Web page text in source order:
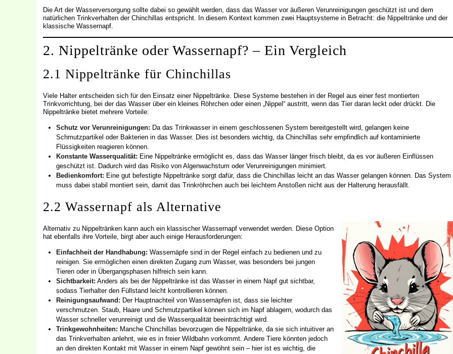
Die Art der Wasserversorgung sollte dabei so gewählt werden, dass das Wasser vor äußeren Verunreinigungen geschützt ist und dem
natürlichen Trinkverhalten der Chinchillas entspricht. In diesem Kontext kommen zwei Hauptsysteme in Betracht: die Nippeltränke und der
klassische Wassernapf.
2. Nippeltränke oder Wassernapf? – Ein Vergleich
2.1 Nippeltränke für Chinchillas
Viele Halter entscheiden sich für den Einsatz einer Nippeltränke. Diese Systeme bestehen in der Regel aus einer fest montierten
Trinkvorrichtung, bei der das Wasser über ein kleines Röhrchen oder einen „Nippel“ austritt, wenn das Tier daran leckt oder drückt. Die
Nippeltränke bietet mehrere Vorteile:
Schutz vor Verunreinigungen: Da das Trinkwasser in einem geschlossenen System bereitgestellt wird, gelangen keine
Schmutzpartikel oder Bakterien in das Wasser. Dies ist besonders wichtig, da Chinchillas sehr empfindlich auf kontaminierte
Flüssigkeiten reagieren können.
Konstante Wasserqualität: Eine Nippeltränke ermöglicht es, dass das Wasser länger frisch bleibt, da es vor äußeren Einflüssen
geschützt ist. Dadurch wird das Risiko von Algenwachstum oder Verunreinigungen minimiert.
Bedienkomfort: Eine gut befestigte Nippeltränke sorgt dafür, dass die Chinchillas leicht an das Wasser gelangen können. Das System
muss dabei stabil montiert sein, damit das Trinkröhrchen auch bei leichtem Anstoßen nicht aus der Halterung herausfällt.
2.2 Wassernapf als Alternative
Alternativ zu Nippeltränken kann auch ein klassischer Wassernapf verwendet werden. Diese Option
hat ebenfalls ihre Vorteile, birgt aber auch einige Herausforderungen:
Einfachheit der Handhabung: Wassernäpfe sind in der Regel einfach zu bedienen und zu
reinigen. Sie ermöglichen einen direkten Zugang zum Wasser, was besonders bei jungen
Tieren oder in Übergangsphasen hilfreich sein kann.
Sichtbarkeit: Anders als bei der Nippeltränke ist das Wasser in einem Napf gut sichtbar,
sodass Tierhalter den Füllstand leicht kontrollieren können.
Reinigungsaufwand: Der Hauptnachteil von Wassernäpfen ist, dass sie leichter
verschmutzen. Staub, Haare und Schmutzpartikel können sich im Napf ablagern, wodurch das
Wasser schneller verunreinigt und die Wasserqualität beeinträchtigt wird.
Trinkgewohnheiten: Manche Chinchillas bevorzugen die Nippeltränke, da sie sich intuitiver an
das Trinkverhalten anlehnt, wie es in freier Wildbahn vorkommt. Andere Tiere könnten jedoch
an den direkten Kontakt mit Wasser in einem Napf gewöhnt sein – hier ist es wichtig, die